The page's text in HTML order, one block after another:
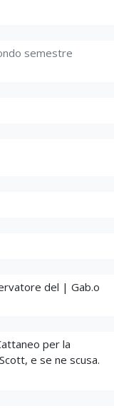
semestre
del | Gab.o
per la
e se ne scusa.